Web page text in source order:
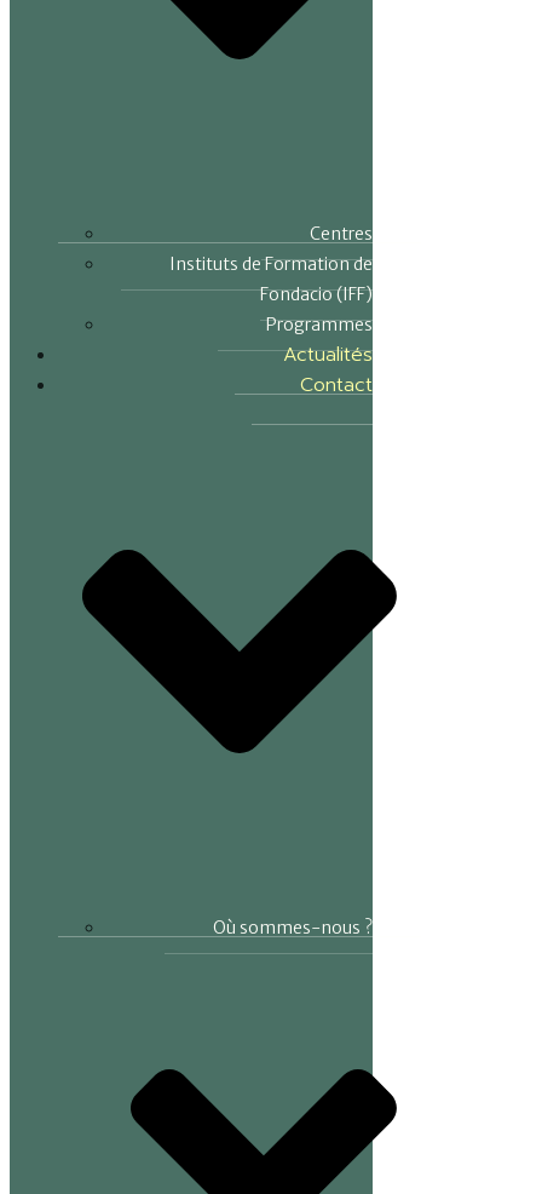
Centres
Instituts de Formation de
Fondacio (IFF)
Programmes
Actualités
Contact
Où sommes-nous ?